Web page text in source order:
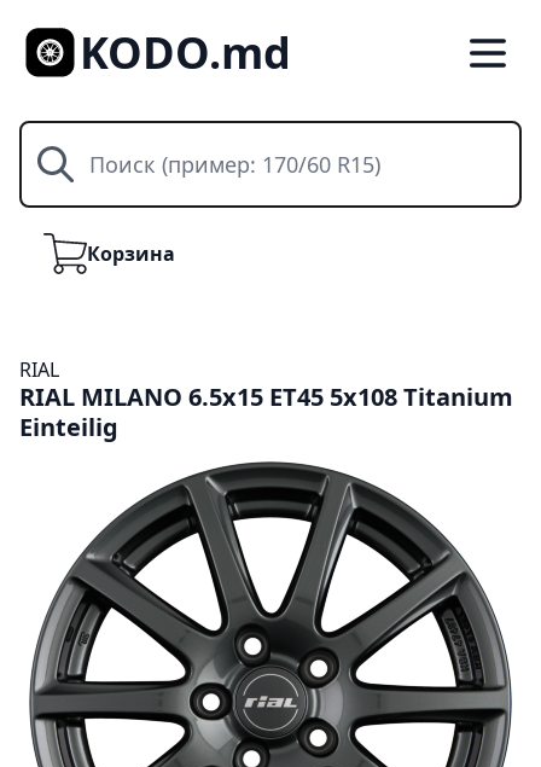
KODO.md
Поиск
КорзинаКорзина
RIAL
RIAL MILANO 6.5x15 ET45 5x108 Titanium
Einteilig